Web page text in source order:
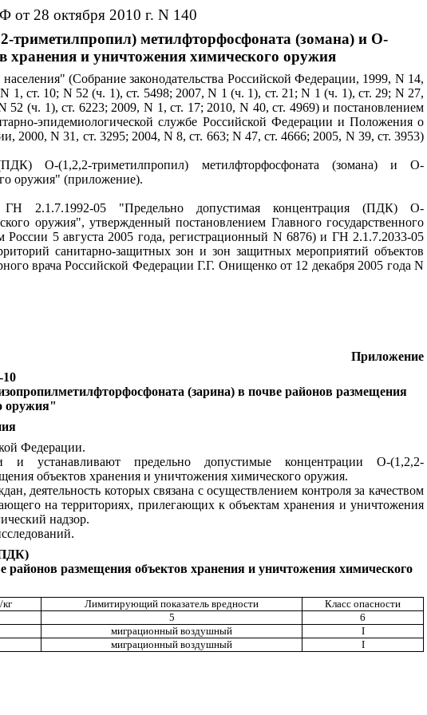
от 28 октября 2010 г. N 140
метилфторфосфоната (зомана) и О-
хранения и уничтожения химического оружия
(Собрание законодательства Российской Федерации, 1999, N 14,
1, ст. 10; N 52 (ч. 1), ст. 5498; 2007, N 1 (ч. 1), ст. 21; N 1 (ч. 1), ст. 29; N 27,
(ч. 1), ст. 6223; 2009, N 1, ст. 17; 2010, N 40, ст. 4969) и постановлением
эпидемиологической службе Российской Федерации и Положения о
2000, N 31, ст. 3295; 2004, N 8, ст. 663; N 47, ст. 4666; 2005, N 39, ст. 3953)
О-(1,2,2-триметилпропил) метилфторфосфоната (зомана) и О-
оружия" (приложение).
ГН 2.1.7.1992-05 "Предельно допустимая концентрация (ПДК) О-
оружия", утвержденный постановлением Главного государственного
5 августа 2005 года, регистрационный N 6876) и ГН 2.1.7.2033-05
санитарно-защитных зон и зон защитных мероприятий объектов
врача Российской Федерации Г.Г. Онищенко от 12 декабря 2005 года N
Приложение
10
(зарина) в почве районов размещения
оружия"
Федерации.
устанавливают предельно допустимые концентрации О-(1,2,2-
объектов хранения и уничтожения химического оружия.
деятельность которых связана с осуществлением контроля за качеством
на территориях, прилегающих к объектам хранения и уничтожения
надзор.
размещения объектов хранения и уничтожения химического
Лимитирующий показатель вредности
Класс опасности
5
6
миграционный воздушный
I
миграционный воздушный I